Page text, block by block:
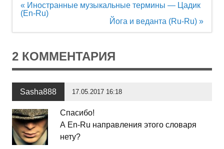
Навигация
по
« Иностранные музыкальные термины — Цадик
(En-Ru)
Йога и веданта (Ru-Ru) »
2 КОММЕНТАРИЯ
Sasha888 17.05.2017 16:18
Спасибо!
А En-Ru направления этого словаря
нету?